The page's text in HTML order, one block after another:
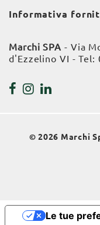
Informativa
Marchi SPA - Via
d'Ezzelino VI - Tel:
© 2026 Marchi
Le tue